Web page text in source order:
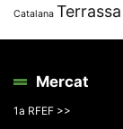
Catalana Terrassa
Mercat
1a RFEF >>